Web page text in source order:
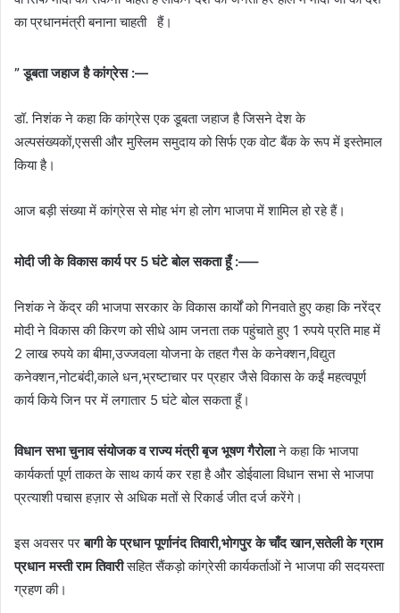
का प्रधानमंत्री बनाना चाहती हैं।
” डूबता जहाज है कांग्रेस :—
डॉ. निशंक ने कहा कि कांग्रेस एक डूबता जहाज है जिसने देश के
अल्पसंख्यकों,एससी और मुस्लिम समुदाय को सिर्फ एक वोट बैंक के रूप में इस्तेमाल
किया है।
आज बड़ी संख्या में कांग्रेस से मोह भंग हो लोग भाजपा में शामिल हो रहे हैं।
मोदी जी के विकास कार्य पर 5 घंटे बोल सकता हूँ :—–
निशंक ने केंद्र की भाजपा सरकार के विकास कार्यों को गिनवाते हुए कहा कि नरेंद्र
मोदी ने विकास की किरण को सीधे आम जनता तक पहुंचाते हुए 1 रुपये प्रति माह में
2 लाख रुपये का बीमा,उज्जवला योजना के तहत गैस के कनेक्शन,विद्युत
कनेक्शन,नोटबंदी,काले धन,भ्रष्टाचार पर प्रहार जैसे विकास के कईं महत्वपूर्ण
कार्य किये जिन पर में लगातार 5 घंटे बोल सकता हूँ।
विधान सभा चुनाव संयोजक व राज्य मंत्री बृज भूषण गैरोलाने कहा कि भाजपा
कार्यकर्ता पूर्ण ताकत के साथ कार्य कर रहा है और डोईवाला विधान सभा से भाजपा
प्रत्याशी पचास हज़ार से अधिक मतों से रिकार्ड जीत दर्ज करेंगे।
इस अवसर परबागी के प्रधान पूर्णानंद तिवारी,भोगपुर के चाँद खान,सतेली के ग्राम
प्रधान मस्ती राम तिवारीसहित सैंकड़ो कांग्रेसी कार्यकर्ताओं ने भाजपा की सदयस्ता
ग्रहण की।